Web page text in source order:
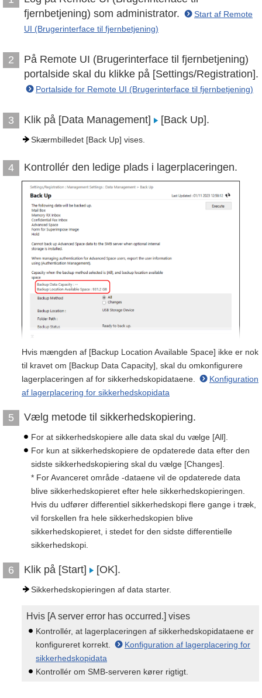
fjernbetjening) som administrator.
Start af Remote
UI (Brugerinterface til fjernbetjening)
2
På Remote UI (Brugerinterface til fjernbetjening)
portalside skal du klikke på [Settings/Registration].
Portalside for Remote UI (Brugerinterface til fjernbetjening)
3 Klik på [Data Management] [Back Up].
Skærmbilledet [Back Up] vises.
4 Kontrollér den ledige plads i lagerplaceringen.
Hvis mængden af [Backup Location Available Space] ikke er nok
til kravet om [Backup Data Capacity], skal du omkonfigurere
lagerplaceringen af for sikkerhedskopidataene.
Konfiguration
af lagerplacering for sikkerhedskopidata
5 Vælg metode til sikkerhedskopiering.
For at sikkerhedskopiere alle data skal du vælge [All].
For kun at sikkerhedskopiere de opdaterede data efter den
sidste sikkerhedskopiering skal du vælge [Changes].
* For Avanceret område -dataene vil de opdaterede data
blive sikkerhedskopieret efter hele sikkerhedskopieringen.
Hvis du udfører differentiel sikkerhedskopi flere gange i træk,
vil forskellen fra hele sikkerhedskopien blive
sikkerhedskopieret, i stedet for den sidste differentielle
sikkerhedskopi.
6 Klik på [Start] [OK].
Sikkerhedskopieringen af data starter.
Hvis [A server error has occurred.] vises
Kontrollér, at lagerplaceringen af sikkerhedskopidataene er
konfigureret korrekt.
Konfiguration af lagerplacering for
sikkerhedskopidata
Kontrollér om SMB-serveren kører rigtigt.